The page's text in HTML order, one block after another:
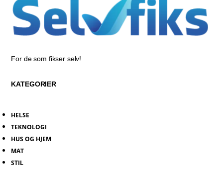
For de som fikser selv!
KATEGORIER
HELSE
TEKNOLOGI
HUS OG HJEM
MAT
STIL